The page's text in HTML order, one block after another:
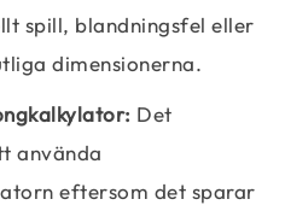
spill, blandningsfel eller
dimensionerna.
Det
använda
eftersom det sparar